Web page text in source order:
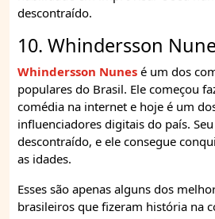
descontraído.
10. Whindersson
Whindersson Nunes é um dos
populares do Brasil. Ele começou
comédia na internet e hoje é um
influenciadores digitais do país. Seu
descontraído, e ele consegue
as idades.
Esses são apenas alguns dos
brasileiros que fizeram história na